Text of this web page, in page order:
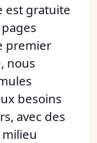
est gratuite
premier
nous
besoins
avec des